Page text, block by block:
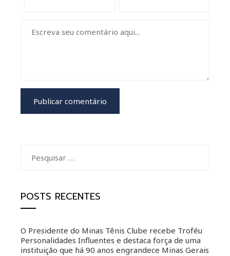
por:
POSTS RECENTES
O Presidente do Minas Tênis Clube recebe Troféu
Personalidades Influentes e destaca força de uma
instituição que há 90 anos engrandece Minas Gerais